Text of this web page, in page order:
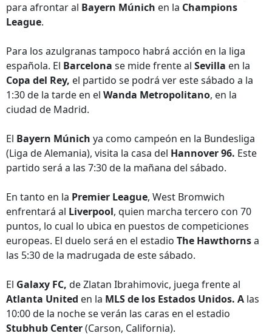
para afrontar al Bayern Múnich en la Champions
League.
Para los azulgranas tampoco habrá acción en la liga
española. El Barcelona se mide frente al Sevilla en la
Copa del Rey, el partido se podrá ver este sábado a la
1:30 de la tarde en el Wanda Metropolitano, en la
ciudad de Madrid.
El Bayern Múnich ya como campeón en la Bundesliga
(Liga de Alemania), visita la casa del Hannover 96. Este
partido será a las 7:30 de la mañana del sábado.
En tanto en la Premier League, West Bromwich
enfrentará al Liverpool, quien marcha tercero con 70
puntos, lo cual lo ubica en puestos de competiciones
europeas. El duelo será en el estadio The Hawthornsa
las 5:30 de la madrugada de este sábado.
El Galaxy FC, de Zlatan Ibrahimovic, juega frente al
Atlanta United en la MLS de los Estados Unidos. A las
10:00 de la noche se verán las caras en el estadio
Stubhub Center(Carson, California).